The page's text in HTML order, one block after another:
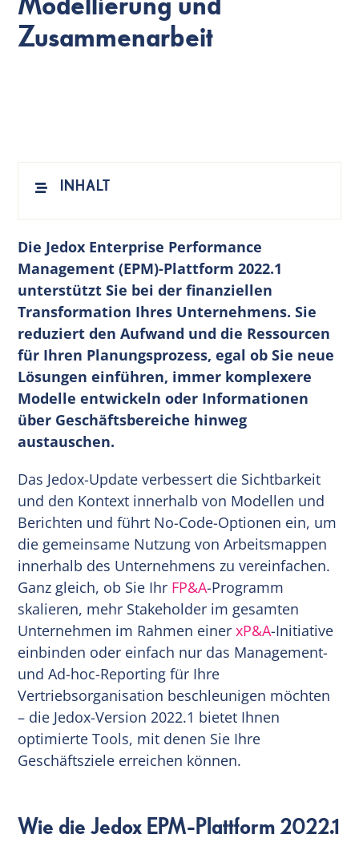
DE
Zusammenarbeit
INHALT
Die Jedox Enterprise Performance
Management (EPM)-Plattform 2022.1
unterstützt Sie bei der finanziellen
Transformation Ihres Unternehmens. Sie
reduziert den Aufwand und die Ressourcen
für Ihren Planungsprozess, egal ob Sie neue
Lösungen einführen, immer komplexere
Modelle entwickeln oder Informationen
über Geschäftsbereiche hinweg
austauschen.
Das Jedox-Update verbessert die Sichtbarkeit
und den Kontext innerhalb von Modellen und
Berichten und führt No-Code-Optionen ein, um
die gemeinsame Nutzung von Arbeitsmappen
innerhalb des Unternehmens zu vereinfachen.
Ganz gleich, ob Sie Ihr FP&A-Programm
skalieren, mehr Stakeholder im gesamten
Unternehmen im Rahmen einerxP&A-Initiative
einbinden oder einfach nur das Management-
und Ad-hoc-Reporting für Ihre
Vertriebsorganisation beschleunigen möchten
– die Jedox-Version 2022.1 bietet Ihnen
optimierte Tools, mit denen Sie Ihre
Geschäftsziele erreichen können.
Wie die Jedox EPM-Plattform 2022.1